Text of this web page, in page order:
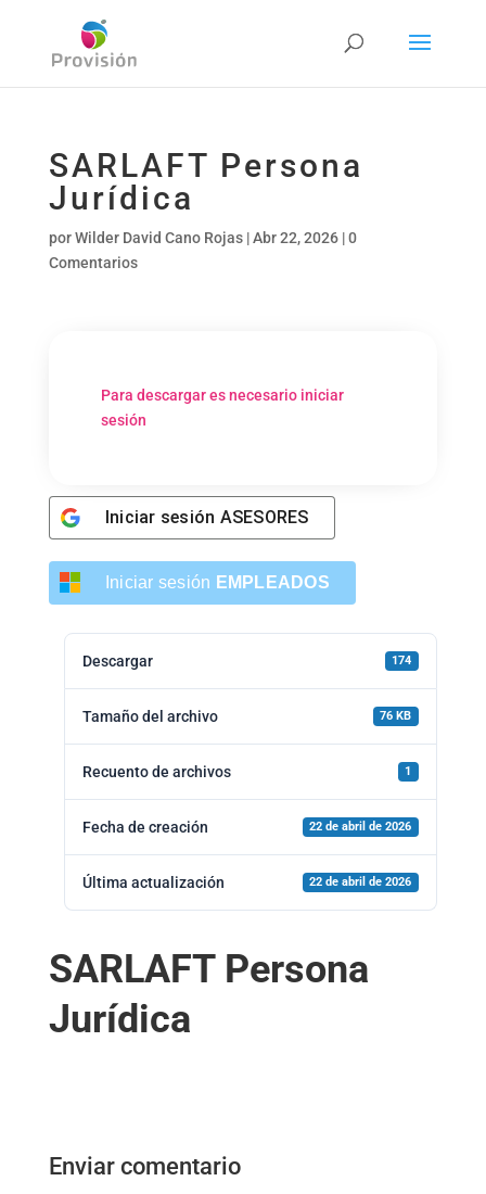
SARLAFT Persona
Jurídica
porWilder David Cano Rojas|Abr 22, 2026|0
Comentarios
Para descargar es necesario iniciar
sesión
Iniciar sesión ASESORES
Iniciar sesión EMPLEADOS
Descargar 174
Tamaño del archivo 76 KB
Recuento de archivos 1
Fecha de creación 22 de abril de 2026
Última actualización 22 de abril de 2026
SARLAFT Persona
Jurídica
Enviar comentario